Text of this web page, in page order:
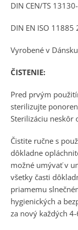
DIN CEN/TS
DIN EN ISO 11885
Vyrobené v
ČISTENIE:
Pred prvým
sterilizujte
Sterilizáciu neskôr
Čistite ručne s
dôkladne
možné umývať v
všetky časti
priamemu
hygienických a
za nový každých